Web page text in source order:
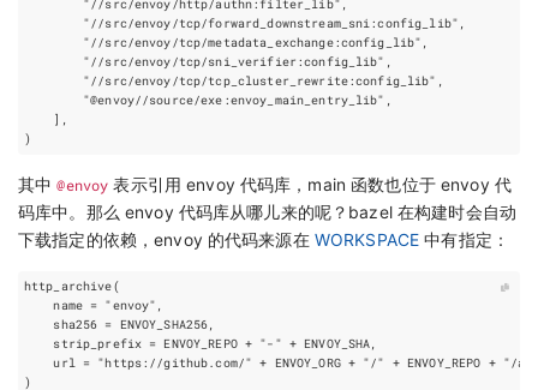
其中@envoy 表示引用 envoy 代码库，main 函数也位于 envoy 代
码库中。那么 envoy 代码库从哪儿来的呢？bazel 在构建时会自动
下载指定的依赖，envoy 的代码来源在 WORKSPACE 中有指定：